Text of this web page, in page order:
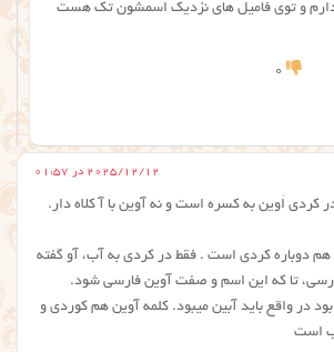
و توی فامیل های نزدیک اسمشون تک هست
0
2025/12/12 در 01:57
کردی اَوین به کسره است و نه آوین با آ کلاه دار.
دوباره کردی است . فقط در کردی به آب، آو گفته
تا که این اسم و صفت آوین فارسی شود.
در واقع باید آبین میبود. کلمه آوین هم کوردی و
است